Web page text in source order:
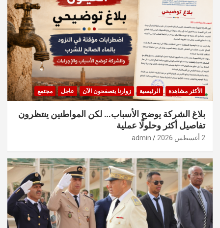
الأكثر مشاهدة الرئيسية زوارنا يتصفحون الآن عاجل مجتمع
بلاغ الشركة يوضح الأسباب… لكن المواطنين ينتظرون
تفاصيل أكثر وحلولًا عملية
2 أغسطس 2026 admin